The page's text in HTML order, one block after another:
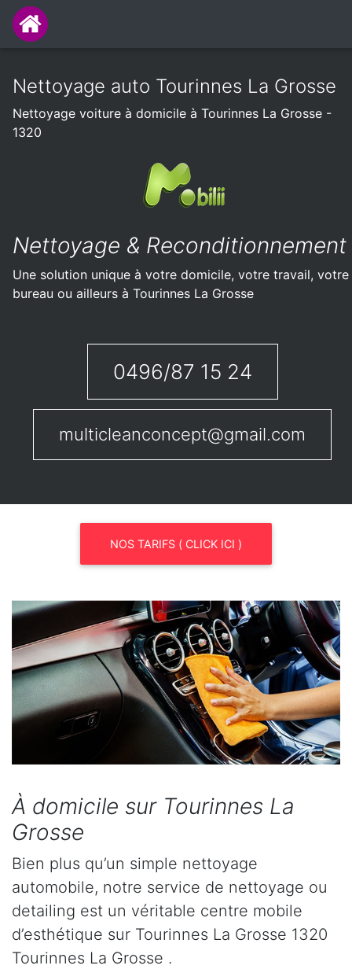
Nettoyage auto Tourinnes La Grosse
Nettoyage voiture à domicile à Tourinnes La Grosse -
1320
Nettoyage & Reconditionnement
Une solution unique à votre domicile, votre travail, votre
bureau ou ailleurs à Tourinnes La Grosse
0496/87 15 24
multicleanconcept@gmail.com
NOS TARIFS ( CLICK ICI )
À domicile sur Tourinnes La
Grosse
Bien plus qu’un simple nettoyage
automobile, notre service de nettoyage ou
detailing est un véritable centre mobile
d’esthétique sur Tourinnes La Grosse 1320
Tourinnes La Grosse .